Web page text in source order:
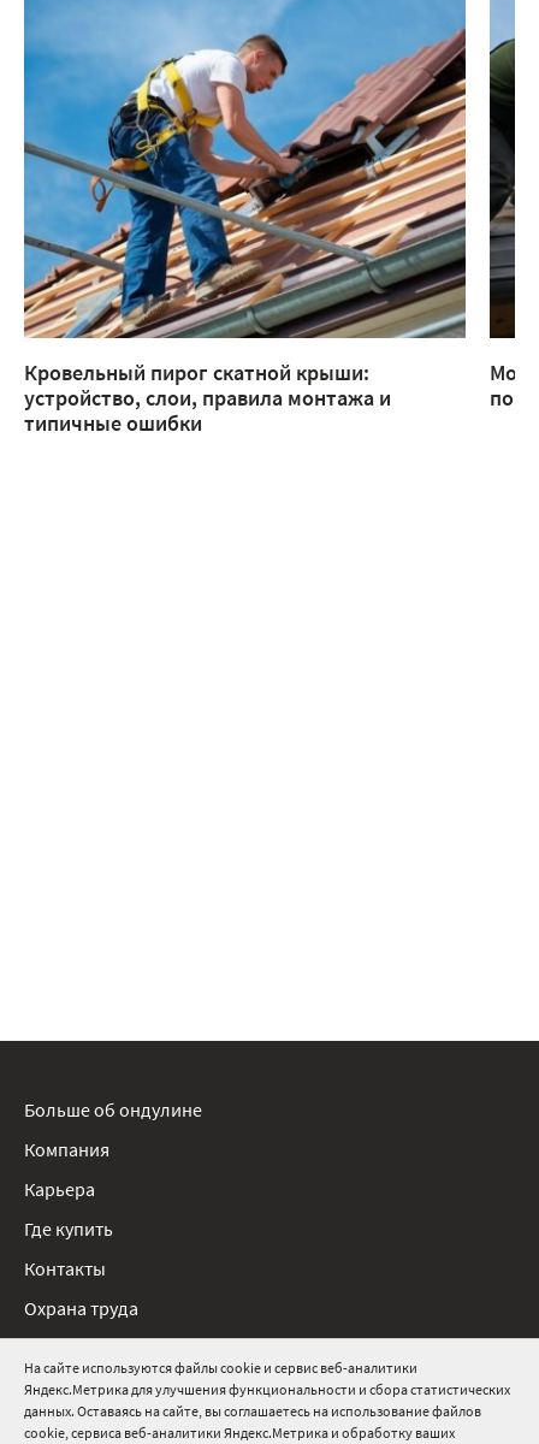
На сайте используются файлы cookie и сервис веб-аналитики
Яндекс.Метрика для улучшения функциональности и сбора статистических
данных. Оставаясь на сайте, вы соглашаетесь на использование файлов
cookie, сервиса веб-аналитики Яндекс.Метрика и обработку ваших
Кровельный пирог скатной крыши:
устройство, слои, правила монтажа и
типичные ошибки
8 800 511 91 82
Больше об ондулине
Компания
Карьера
Где купить
Контакты
Охрана труда